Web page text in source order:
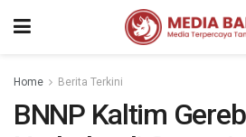
Home Berita Terkini
BNNP Kaltim